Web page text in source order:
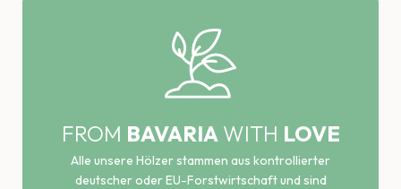
FROM BAVARIA WITH LOVE
Alle unsere Hölzer stammen aus kontrollierter
deutscher oder EU-Forstwirtschaft und sind